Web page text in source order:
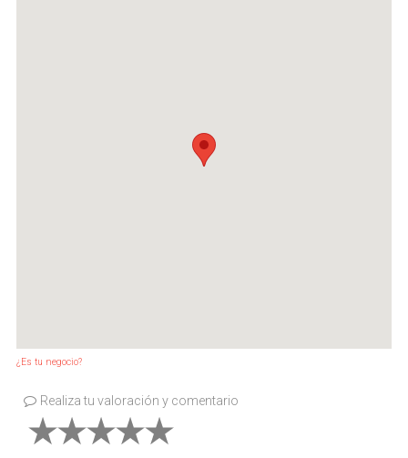
¿Es tu negocio?
Realiza tu valoración y comentario